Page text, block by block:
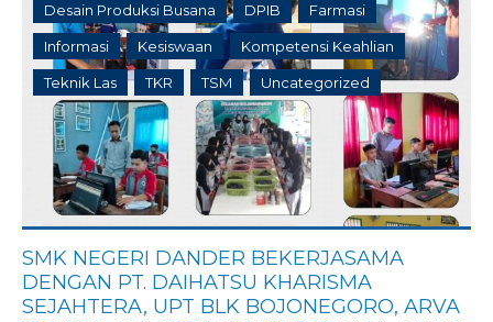
Desain Produksi Busana DPIB Farmasi
Informasi Kesiswaan Kompetensi Keahlian
Teknik Las TKR TSM Uncategorized
SMK NEGERI DANDER BEKERJASAMA
DENGAN PT. DAIHATSU KHARISMA
SEJAHTERA, UPT BLK BOJONEGORO, ARVA